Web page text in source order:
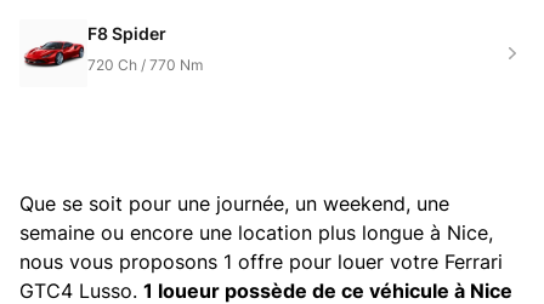
F8 Spider
720 Ch / 770 Nm
Que se soit pour une journée, un weekend, une
semaine ou encore une location plus longue à Nice,
nous vous proposons 1 offre pour louer votre Ferrari
GTC4 Lusso. 1 loueur possède de ce véhicule à Nice